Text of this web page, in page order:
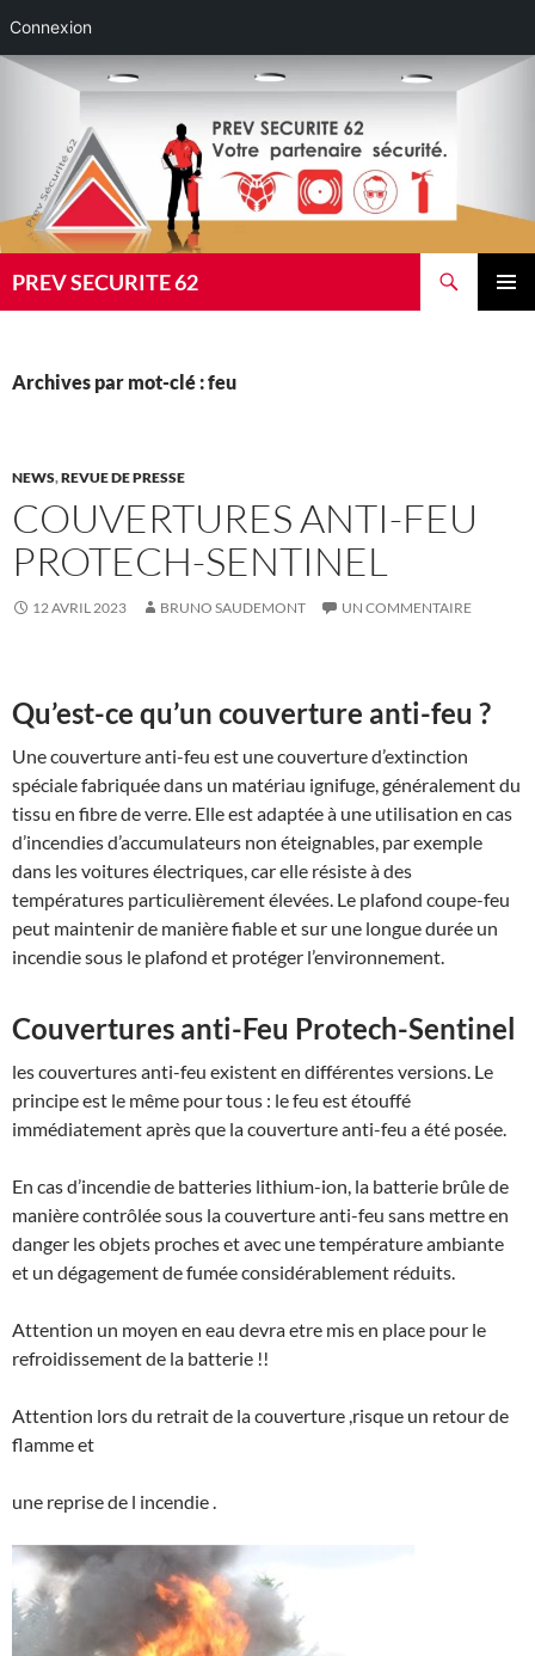
Connexion
Aller
PREV SECURITE 62
Archives par mot-clé : feu
NEWS,REVUE DE PRESSE
COUVERTURES ANTI-FEU
PROTECH-SENTINEL
12 AVRIL 2023 BRUNO SAUDEMONT UN COMMENTAIRE
Qu’est-ce qu’un couverture anti-feu ?
Une couverture anti-feu est une couverture d’extinction
spéciale fabriquée dans un matériau ignifuge, généralement du
tissu en fibre de verre. Elle est adaptée à une utilisation en cas
d’incendies d’accumulateurs non éteignables, par exemple
dans les voitures électriques, car elle résiste à des
températures particulièrement élevées. Le plafond coupe-feu
peut maintenir de manière fiable et sur une longue durée un
incendie sous le plafond et protéger l’environnement.
Couvertures anti-Feu Protech-Sentinel
les couvertures anti-feu existent en différentes versions. Le
principe est le même pour tous : le feu est étouffé
immédiatement après que la couverture anti-feu a été posée.
En cas d’incendie de batteries lithium-ion, la batterie brûle de
manière contrôlée sous la couverture anti-feu sans mettre en
danger les objets proches et avec une température ambiante
et un dégagement de fumée considérablement réduits.
Attention un moyen en eau devra etre mis en place pour le
refroidissement de la batterie !!
Attention lors du retrait de la couverture ,risque un retour de
flamme et
une reprise de l incendie .